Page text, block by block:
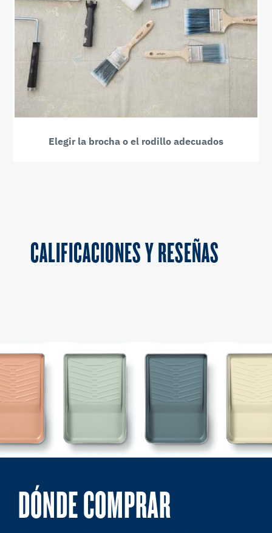
Elegir la brocha o el rodillo adecuados
CALIFICACIONES Y RESEÑAS
DÓNDE COMPRAR